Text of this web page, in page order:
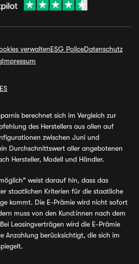
verwaltenESG PoliceDatenschutz
Impressum
ES
berechnet sich im Vergleich zur
des Herstellers aus allen auf
zwischen Juni und
Durchschnittswert aller angebotenen
Hersteller, Modell und Händler.
weist darauf hin, dass das
staatlichen Kriterien für die staatliche
kommt. Die E-Prämie wird nicht sofort
muss von den Kund:innen nach dem
Leasingverträgen wird die E-Prämie
Anzahlung berücksichtigt, die sich im